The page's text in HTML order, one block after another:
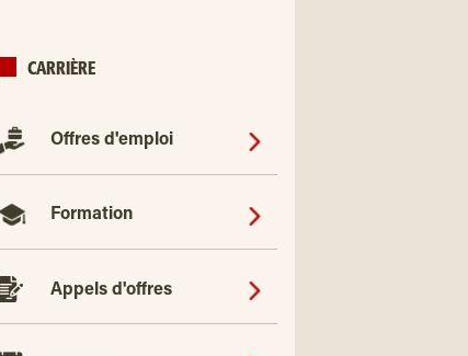
CARRIÈRE
Offres d'emploi
Formation
Appels d'offres